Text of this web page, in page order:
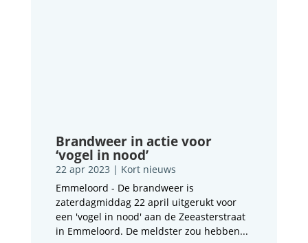
Brandweer in actie voor
‘vogel in nood’
22 apr 2023 | Kort nieuws
Emmeloord - De brandweer is
zaterdagmiddag 22 april uitgerukt voor
een 'vogel in nood' aan de Zeeasterstraat
in Emmeloord. De meldster zou hebben...